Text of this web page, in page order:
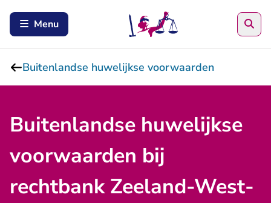
Menu
Buitenlandse huwelijkse voorwaarden
Buitenlandse huwelijkse
voorwaarden bij
rechtbank Zeeland-West-